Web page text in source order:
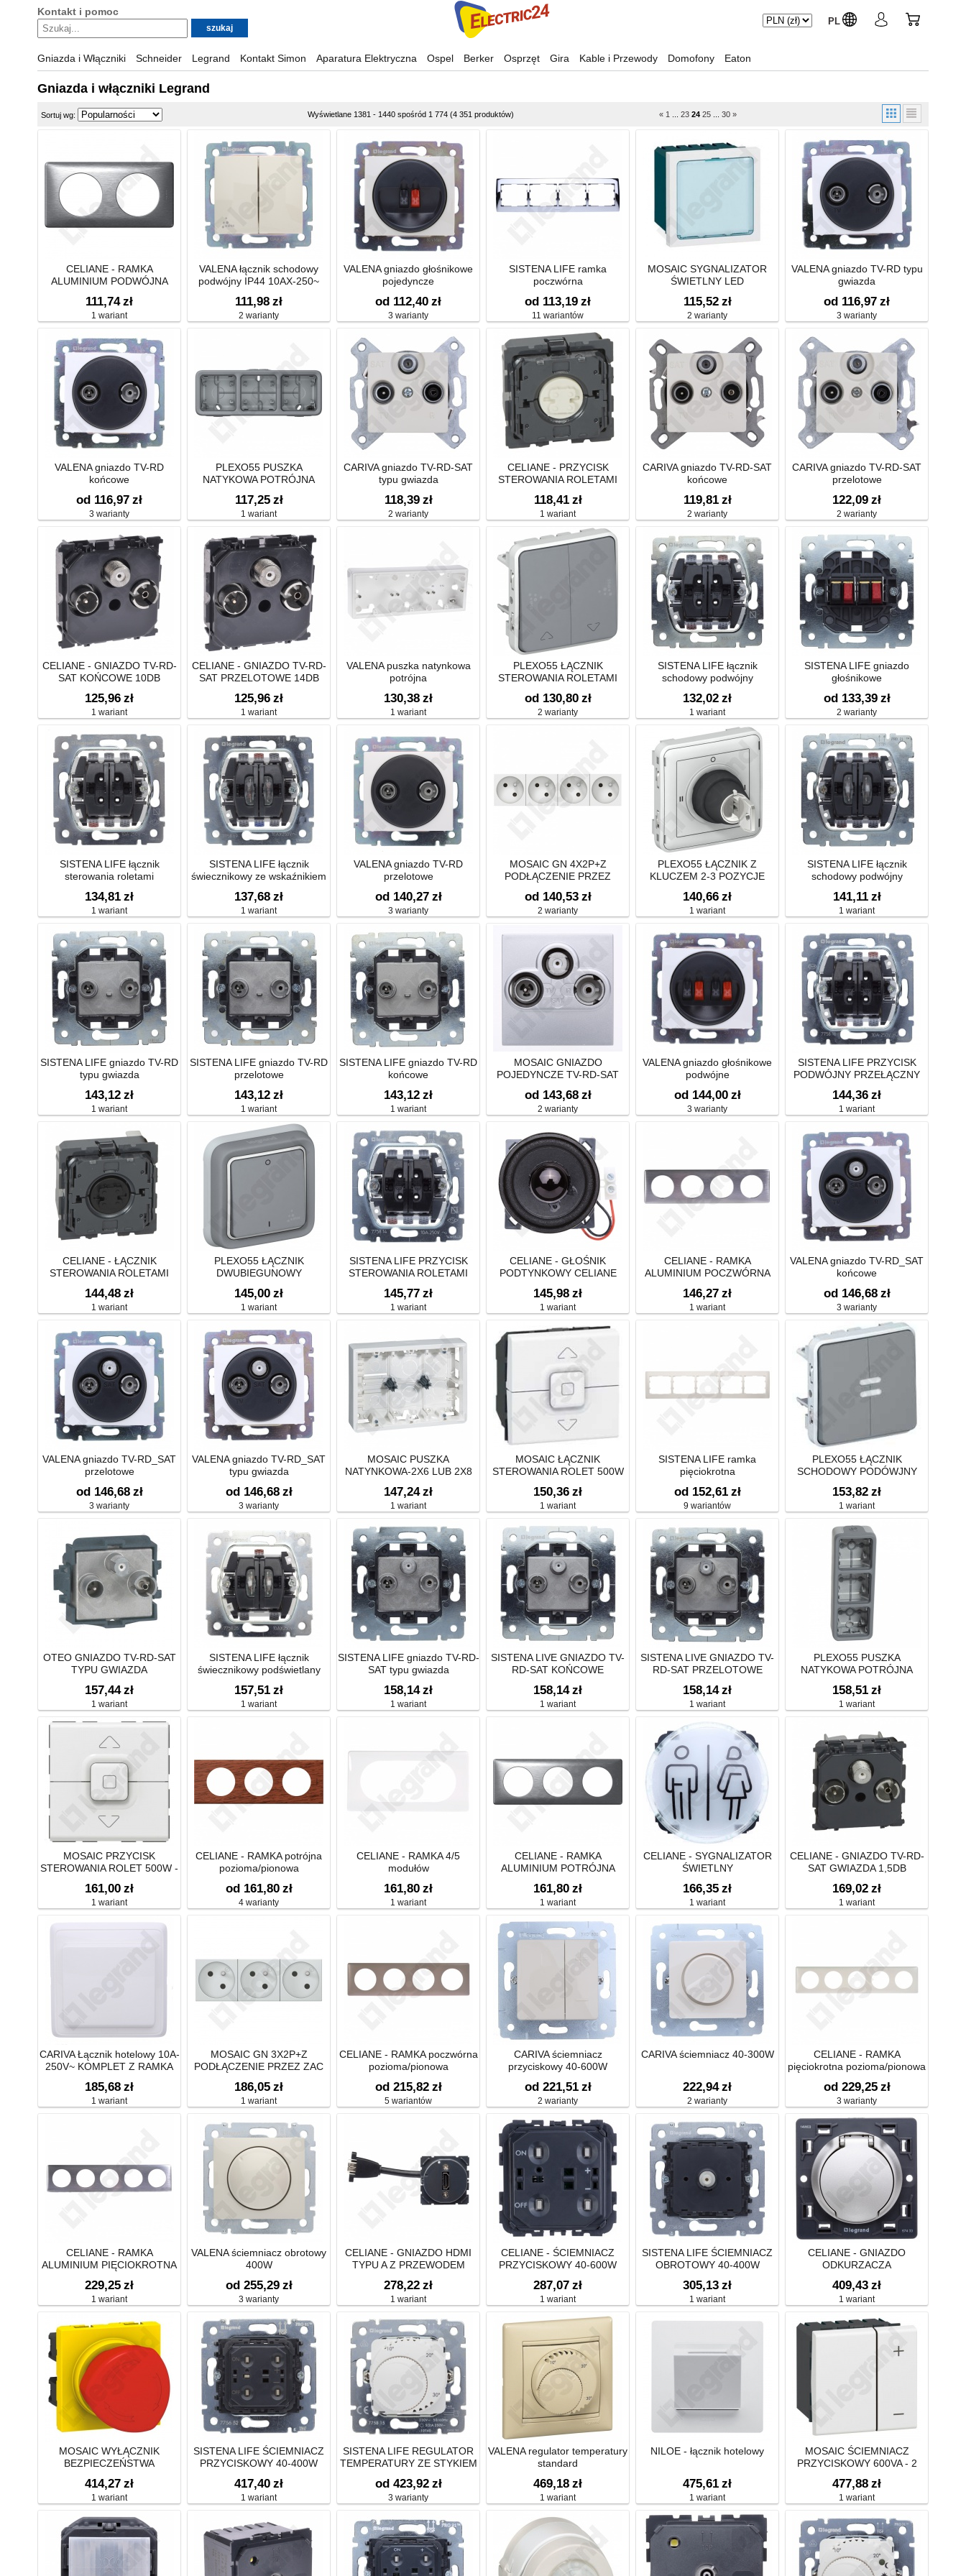
Kontakt i pomoc
PL
Gniazda i Włączniki Schneider Legrand Kontakt Simon Aparatura Elektryczna Ospel Berker Osprzęt Gira Kable i Przewody Domofony Eaton
Gniazda i włączniki Legrand
Sortuj wg: Wyświetlane 1381 - 1440 spośród 1 774 (4 351 produktów) « 1 23 24 25 30 »
CELIANE - RAMKA
ALUMINIUM PODWÓJNA
111,74 zł
1 wariant
VALENA łącznik schodowy
podwójny IP44 10AX-250~
111,98 zł
2 warianty
VALENA gniazdo głośnikowe
pojedyncze
od 112,40 zł
3 warianty
SISTENA LIFE ramka
poczwórna
od 113,19 zł
11 wariantów
MOSAIC SYGNALIZATOR
ŚWIETLNY LED
115,52 zł
2 warianty
VALENA gniazdo TV-RD typu
gwiazda
od 116,97 zł
3 warianty
VALENA gniazdo TV-RD
końcowe
od 116,97 zł
3 warianty
PLEXO55 PUSZKA
NATYKOWA POTRÓJNA
117,25 zł
1 wariant
CARIVA gniazdo TV-RD-SAT
typu gwiazda
118,39 zł
2 warianty
CELIANE - PRZYCISK
STEROWANIA ROLETAMI
118,41 zł
1 wariant
CARIVA gniazdo TV-RD-SAT
końcowe
119,81 zł
2 warianty
CARIVA gniazdo TV-RD-SAT
przelotowe
122,09 zł
2 warianty
CELIANE - GNIAZDO TV-RD-
SAT KOŃCOWE 10DB
125,96 zł
1 wariant
CELIANE - GNIAZDO TV-RD-
SAT PRZELOTOWE 14DB
125,96 zł
1 wariant
VALENA puszka natynkowa
potrójna
130,38 zł
1 wariant
PLEXO55 ŁĄCZNIK
STEROWANIA ROLETAMI
od 130,80 zł
2 warianty
SISTENA LIFE łącznik
schodowy podwójny
132,02 zł
1 wariant
SISTENA LIFE gniazdo
głośnikowe
od 133,39 zł
2 warianty
SISTENA LIFE łącznik
sterowania roletami
134,81 zł
1 wariant
SISTENA LIFE łącznik
świecznikowy ze wskaźnikiem
137,68 zł
1 wariant
VALENA gniazdo TV-RD
przelotowe
od 140,27 zł
3 warianty
MOSAIC GN 4X2P+Z
PODŁĄCZENIE PRZEZ
MODUŁÓW
od 140,53 zł
2 warianty
PLEXO55 ŁĄCZNIK Z
KLUCZEM 2-3 POZYCJE
140,66 zł
1 wariant
SISTENA LIFE łącznik
schodowy podwójny
141,11 zł
1 wariant
SISTENA LIFE gniazdo TV-RD
typu gwiazda
143,12 zł
1 wariant
SISTENA LIFE gniazdo TV-RD
przelotowe
143,12 zł
1 wariant
SISTENA LIFE gniazdo TV-RD
końcowe
143,12 zł
1 wariant
MOSAIC GNIAZDO
POJEDYNCZE TV-RD-SAT
od 143,68 zł
2 warianty
VALENA gniazdo głośnikowe
podwójne
od 144,00 zł
3 warianty
SISTENA LIFE PRZYCISK
PODWÓJNY PRZEŁĄCZNY
144,36 zł
1 wariant
CELIANE - ŁĄCZNIK
STEROWANIA ROLETAMI
144,48 zł
1 wariant
PLEXO55 ŁĄCZNIK
DWUBIEGUNOWY
145,00 zł
1 wariant
SISTENA LIFE PRZYCISK
STEROWANIA ROLETAMI
10A-250V~
145,77 zł
1 wariant
CELIANE - GŁOŚNIK
PODTYNKOWY CELIANE
145,98 zł
1 wariant
CELIANE - RAMKA
ALUMINIUM POCZWÓRNA
146,27 zł
1 wariant
VALENA gniazdo TV-RD_SAT
końcowe
od 146,68 zł
3 warianty
VALENA gniazdo TV-RD_SAT
przelotowe
od 146,68 zł
3 warianty
VALENA gniazdo TV-RD_SAT
typu gwiazda
od 146,68 zł
3 warianty
MOSAIC PUSZKA
NATYNKOWA-2X6 LUB 2X8
46MM DO UCHYTU 080266
147,24 zł
1 wariant
MOSAIC ŁĄCZNIK
STEROWANIA ROLET 500W
150,36 zł
1 wariant
SISTENA LIFE ramka
pięciokrotna
od 152,61 zł
9 wariantów
PLEXO55 ŁĄCZNIK
SCHODOWY PODÓWJNY
250V~
153,82 zł
1 wariant
OTEO GNIAZDO TV-RD-SAT
TYPU GWIAZDA
157,44 zł
1 wariant
SISTENA LIFE łącznik
świecznikowy podświetlany
157,51 zł
1 wariant
SISTENA LIFE gniazdo TV-RD-
SAT typu gwiazda
158,14 zł
1 wariant
SISTENA LIVE GNIAZDO TV-
RD-SAT KOŃCOWE
158,14 zł
1 wariant
SISTENA LIVE GNIAZDO TV-
RD-SAT PRZELOTOWE
158,14 zł
1 wariant
PLEXO55 PUSZKA
NATYKOWA POTRÓJNA
158,51 zł
1 wariant
MOSAIC PRZYCISK
STEROWANIA ROLET 500W -
161,00 zł
1 wariant
CELIANE - RAMKA potrójna
pozioma/pionowa
od 161,80 zł
4 warianty
CELIANE - RAMKA 4/5
modułów
161,80 zł
1 wariant
CELIANE - RAMKA
ALUMINIUM POTRÓJNA
161,80 zł
1 wariant
CELIANE - SYGNALIZATOR
ŚWIETLNY
166,35 zł
1 wariant
CELIANE - GNIAZDO TV-RD-
SAT GWIAZDA 1,5DB
169,02 zł
1 wariant
CARIVA Łącznik hotelowy 10A-
250V~ KOMPLET Z RAMKA
185,68 zł
1 wariant
MOSAIC GN 3X2P+Z
PODŁĄCZENIE PRZEZ ZAC
186,05 zł
1 wariant
CELIANE - RAMKA poczwórna
pozioma/pionowa
od 215,82 zł
5 wariantów
CARIVA ściemniacz
przyciskowy 40-600W
od 221,51 zł
2 warianty
CARIVA ściemniacz 40-300W
222,94 zł
2 warianty
CELIANE - RAMKA
pięciokrotna pozioma/pionowa
od 229,25 zł
3 warianty
CELIANE - RAMKA
ALUMINIUM PIĘCIOKROTNA
229,25 zł
1 wariant
VALENA ściemniacz obrotowy
400W
od 255,29 zł
3 warianty
CELIANE - GNIAZDO HDMI
TYPU A Z PRZEWODEM
278,22 zł
1 wariant
CELIANE - ŚCIEMNIACZ
PRZYCISKOWY 40-600W
287,07 zł
1 wariant
SISTENA LIFE ŚCIEMNIACZ
OBROTOWY 40-400W
305,13 zł
1 wariant
CELIANE - GNIAZDO
ODKURZACZA
ELEKTRYCZNY)
409,43 zł
1 wariant
MOSAIC WYŁĄCZNIK
BEZPIECZEŃSTWA
MOD ŻÓŁTO/CZERWONY
10A-250V~
414,27 zł
1 wariant
SISTENA LIFE ŚCIEMNIACZ
PRZYCISKOWY 40-400W
417,40 zł
1 wariant
SISTENA LIFE REGULATOR
TEMPERATURY ZE STYKIEM
od 423,92 zł
3 warianty
VALENA regulator temperatury
standard
469,18 zł
1 wariant
NILOE - łącznik hotelowy
475,61 zł
1 wariant
MOSAIC ŚCIEMNIACZ
PRZYCISKOWY 600VA - 2
477,88 zł
1 wariant